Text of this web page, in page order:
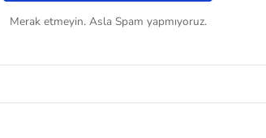
Merak etmeyin. Asla Spam yapmıyoruz.